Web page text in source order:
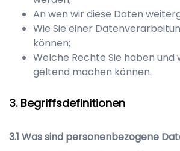
An wen wir diese Daten
Wie Sie einer
können;
Welche Rechte Sie haben und
geltend machen können.
Begriffsdefinitionen
Was sind personenbezogene